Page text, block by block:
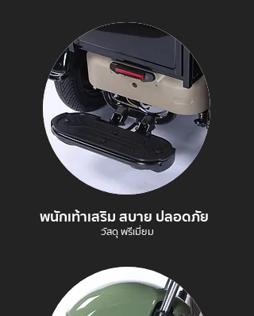
พนักเท้าเสริม สบาย ปลอดภัย
วัสดุ พรีเมี่ยม